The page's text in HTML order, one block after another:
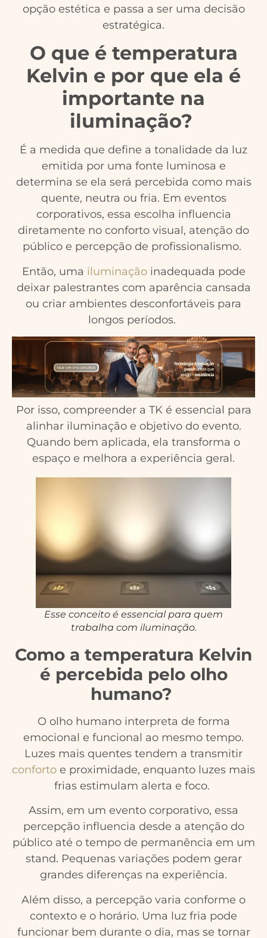
opção estética e passa a ser uma decisão
estratégica.
O que é temperatura
Kelvin e por que ela é
importante na
iluminação?
É a medida que define a tonalidade da luz
emitida por uma fonte luminosa e
determina se ela será percebida como mais
quente, neutra ou fria. Em eventos
corporativos, essa escolha influencia
diretamente no conforto visual, atenção do
público e percepção de profissionalismo.
Então, uma iluminaçãoinadequada pode
deixar palestrantes com aparência cansada
ou criar ambientes desconfortáveis para
longos períodos.
Por isso, compreender a TK é essencial para
alinhar iluminação e objetivo do evento.
Quando bem aplicada, ela transforma o
espaço e melhora a experiência geral.
Esse conceito é essencial para quem
trabalha com iluminação.
Como a temperatura Kelvin
é percebida pelo olho
humano?
O olho humano interpreta de forma
emocional e funcional ao mesmo tempo.
Luzes mais quentes tendem a transmitir
conforto e proximidade, enquanto luzes mais
frias estimulam alerta e foco.
Assim, em um evento corporativo, essa
percepção influencia desde a atenção do
público até o tempo de permanência em um
stand. Pequenas variações podem gerar
grandes diferenças na experiência.
Além disso, a percepção varia conforme o
contexto e o horário. Uma luz fria pode
funcionar bem durante o dia, mas se tornar